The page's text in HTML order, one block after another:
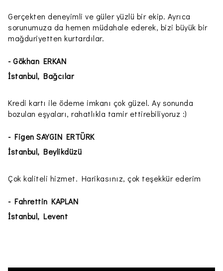
Gerçekten deneyimli ve güler yüzlü bir ekip. Ayrıca
sorunumuza da hemen müdahale ederek, bizi büyük bir
mağduriyetten kurtardılar.
- Gökhan ERKAN
İstanbul, Bağcılar
Kredi kartı ile ödeme imkanı çok güzel. Ay sonunda
bozulan eşyaları, rahatlıkla tamir ettirebiliyoruz :)
- Figen SAYGIN ERTÜRK
İstanbul, Beylikdüzü
Çok kaliteli hizmet. Harikasınız, çok teşekkür ederim
- Fahrettin KAPLAN
İstanbul, Levent